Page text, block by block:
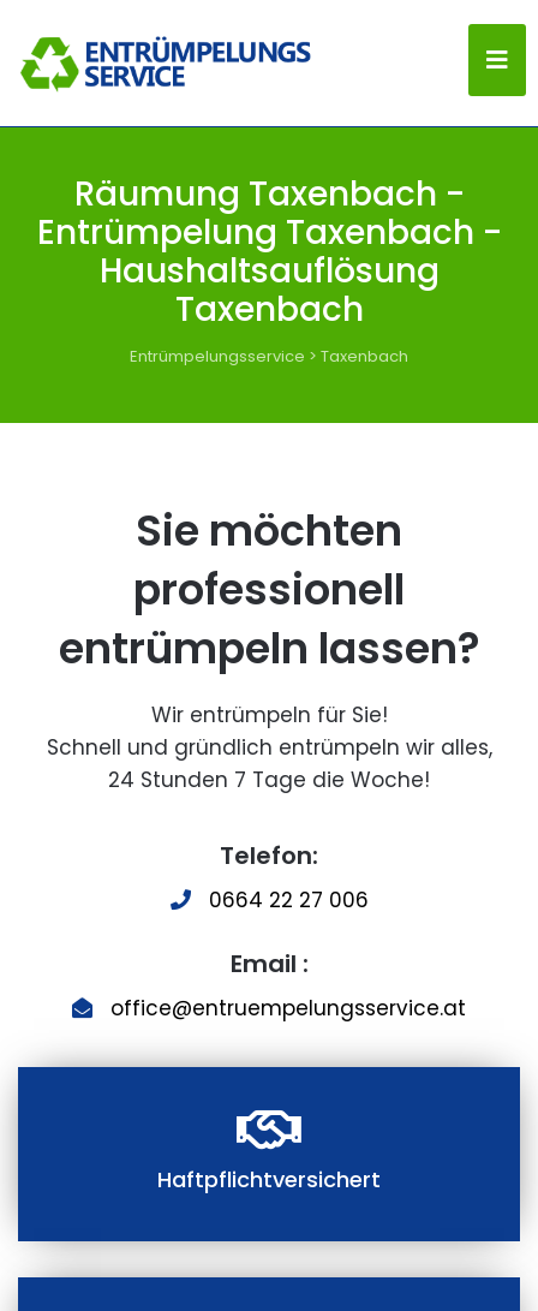
Räumung Taxenbach -
Entrümpelung Taxenbach -
Haushaltsauflösung
Taxenbach
Entrümpelungsservice > Taxenbach
Sie möchten
professionell
entrümpeln lassen?
Wir entrümpeln für Sie!
Schnell und gründlich entrümpeln wir alles,
24 Stunden 7 Tage die Woche!
Telefon:
0664 22 27 006
Email :
office@entruempelungsservice.at
Haftpflichtversichert